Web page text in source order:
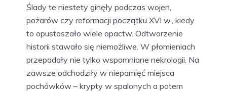
Ślady te niestety ginęły podczas wojen,
pożarów czy reformacji początku XVI w., kiedy
to opustoszało wiele opactw. Odtworzenie
historii stawało się niemożliwe. W płomieniach
przepadały nie tylko wspomniane nekrologii. Na
zawsze odchodziły w niepamięć miejsca
pochówków – krypty w spalonych a potem